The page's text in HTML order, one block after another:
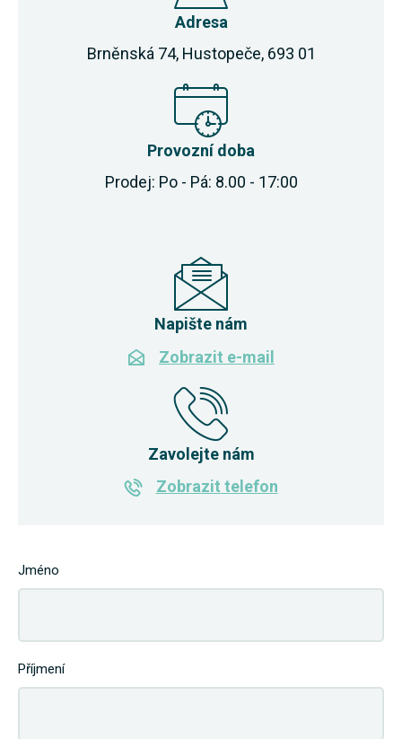
Adresa
Brněnská 74, Hustopeče, 693 01
Provozní doba
Prodej: Po - Pá: 8.00 - 17:00
Napište nám
Zobrazit e-mail
Zavolejte nám
Zobrazit telefon
Jméno
Příjmení